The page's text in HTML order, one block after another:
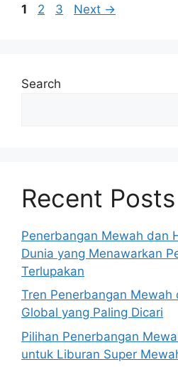
Page
1 Page
2 Page
3 Next →
Search
Recent Posts
Penerbangan Mewah dan
Dunia yang Menawarkan
Terlupakan
Tren Penerbangan Mewah
Global yang Paling Dicari
Pilihan Penerbangan
untuk Liburan Super